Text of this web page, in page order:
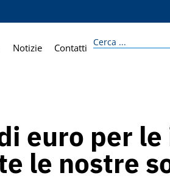
Notizie Contatti
euro per le
le nostre